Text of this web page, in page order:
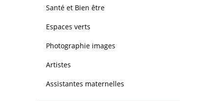
Santé et Bien être
Espaces verts
Photographie images
Artistes
Assistantes maternelles